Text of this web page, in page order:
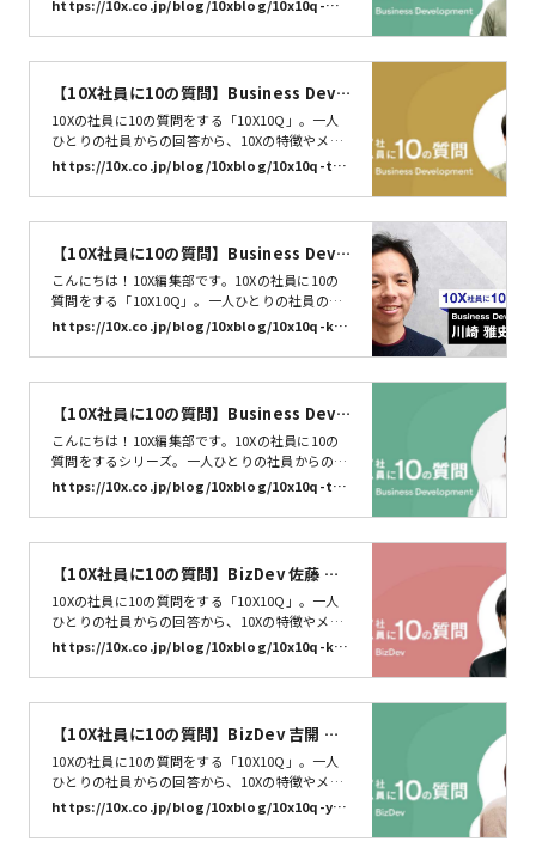
す。今回は、Date Manager 野口友熙 さんに10の
質問に答えていただきました。それでは早速いっ
てみましょう。10X10Q、スタート！
https://10x.co.jp/blog/10xblog/10x10q-mu
【10X社員に10の質問】Business Deve
lopment 角山 翔大 | 株式会社10X
10Xの社員に10の質問をする「10X10Q」。一人
ひとりの社員からの回答から、10Xの特徴やメン
バーの特性を知るきっかけになればうれしいで
んに10の質問をぶつけてみました。それでは早速
スタート！
https://10x.co.jp/blog/10xblog/10x10q-tsu
【10X社員に10の質問】Business Deve
lopment 川崎 雅史 | 株式会社10X
こんにちは！10X編集部です。10Xの社員に10の
質問をする「10X10Q」。一人ひとりの社員の回
答から、10Xの特徴やメンバーのキャラクターを
知るきっかけになれば嬉しいです。今回はBusine
ss Developmentの川崎 雅史さん（@ma323kws
k）に10個の質問をぶつけてみます。それでは早
ムを教えてく…
https://10x.co.jp/blog/10xblog/10x10q-ka
【10X社員に10の質問】Business Deve
lopment 田村 治顕 | 株式会社10X
こんにちは！10X編集部です。10Xの社員に10の
質問をするシリーズ。一人ひとりの社員からの回
答から、10Xの特徴やメンバーのキャラクターを
知るきっかけになれば嬉しいです。今回はBusine
ss Developmentの田村さんに聞きました。それ
では早速質問していきます！お名前を教えてくだ
仕事をしていますか…
https://10x.co.jp/blog/10xblog/10x10q-ta
【10X社員に10の質問】BizDev 佐藤 諒
介 | 株式会社10X
10Xの社員に10の質問をする「10X10Q」。一人
ひとりの社員からの回答から、10Xの特徴やメン
バーの特性を知るきっかけになればうれしいで
す。今回は、BizDev 佐藤 諒介さんに10の質問に
答えていただきました。それでは早速いってみま
しょう。10X10Q、スタート！
https://10x.co.jp/blog/10xblog/10x10q-kiy
【10X社員に10の質問】BizDev 吉開 祐
貴 | 株式会社10X
10Xの社員に10の質問をする「10X10Q」。一人
ひとりの社員からの回答から、10Xの特徴やメン
バーの特性を知るきっかけになればうれしいで
す。今回は、BizDev 吉開 祐貴さんに10の質問に
答えていただきました。それでは早速いってみま
https://10x.co.jp/blog/10xblog/10x10q-yos